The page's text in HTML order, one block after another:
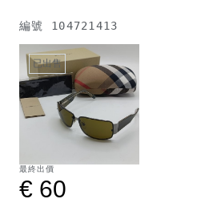
編號 104721413
已出售
最終出價
€ 60